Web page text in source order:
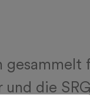
gesammelt
die SRG